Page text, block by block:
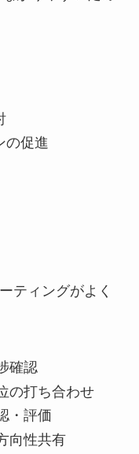
の促進
ティングがよく
確認
の打ち合わせ
・評価
向性共有